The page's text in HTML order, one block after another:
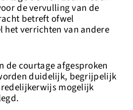
de vervulling van de
betreft ofwel
verrichten van andere
courtage afgesproken
duidelijk, begrijpelijk
mogelijk